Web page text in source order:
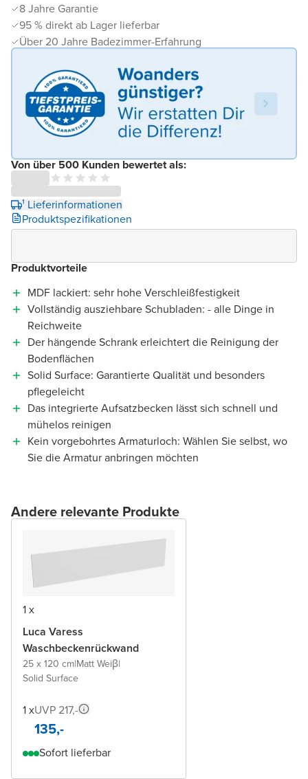
8 Jahre Garantie
95 % direkt ab Lager lieferbar
Über 20 Jahre Badezimmer-Erfahrung
Von über 500 Kunden bewertet als:
¹ Lieferinformationen
Produktspezifikationen
Produktvorteile
MDF lackiert: sehr hohe Verschleißfestigkeit
Vollständig ausziehbare Schubladen: - alle Dinge in
Reichweite
Der hängende Schrank erleichtert die Reinigung der
Bodenflächen
Solid Surface: Garantierte Qualität und besonders
pflegeleicht
Das integrierte Aufsatzbecken lässt sich schnell und
mühelos reinigen
Kein vorgebohrtes Armaturloch: Wählen Sie selbst, wo
Sie die Armatur anbringen möchten
Andere relevante Produkte
1 x
Luca Varess
Waschbeckenrückwand
25 x 120 cm|Matt Weiβ|
Solid Surface
1 xUVP 217,-
135,-
Sofort lieferbar